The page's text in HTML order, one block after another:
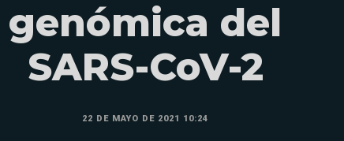
genómica del
SARS-CoV-2
22 DE MAYO DE 2021 10:24